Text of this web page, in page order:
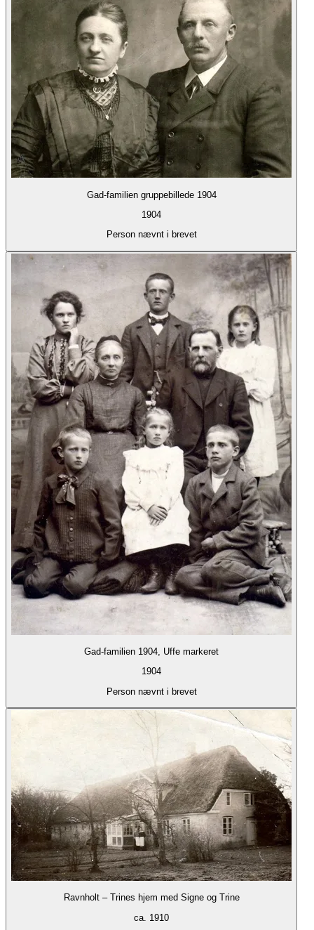
Gad-familien gruppebillede 1904
1904
Person nævnt i brevet
Gad-familien 1904, Uffe markeret
1904
Person nævnt i brevet
Ravnholt – Trines hjem med Signe og Trine
ca. 1910